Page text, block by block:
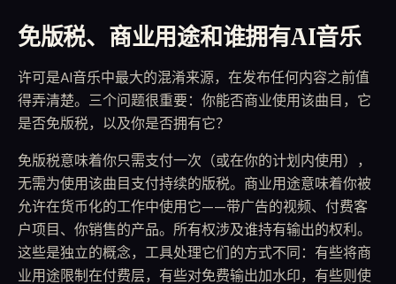
免版税、商业用途和谁拥有AI音乐
许可是AI音乐中最大的混淆来源，在发布任何内容之前值
得弄清楚。三个问题很重要：你能否商业使用该曲目，它
是否免版税，以及你是否拥有它？
免版税意味着你只需支付一次（或在你的计划内使用），
无需为使用该曲目支付持续的版税。商业用途意味着你被
允许在货币化的工作中使用它——带广告的视频、付费客
户项目、你销售的产品。所有权涉及谁持有输出的权利。
这些是独立的概念，工具处理它们的方式不同：有些将商
业用途限制在付费层，有些对免费输出加水印，有些则使